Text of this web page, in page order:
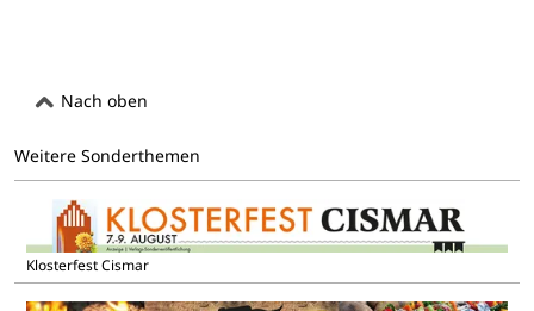
Nach oben
Weitere Sonderthemen
Klosterfest Cismar